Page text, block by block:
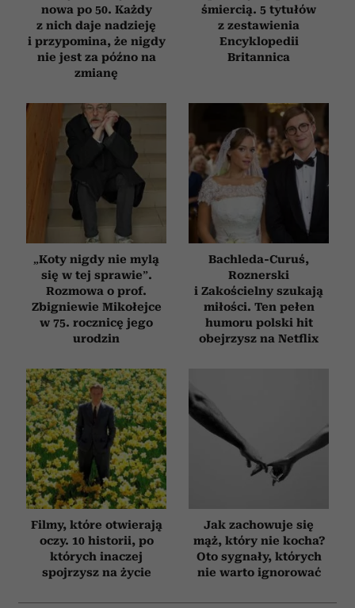
nowa po 50. Każdy
z nich daje nadzieję
i przypomina, że nigdy
nie jest za późno na
zmianę
śmiercią. 5 tytułów
z zestawienia
Encyklopedii
Britannica
„Koty nigdy nie mylą
się w tej sprawie”.
Rozmowa o prof.
Zbigniewie Mikołejce
w 75. rocznicę jego
urodzin
Bachleda-Curuś,
Roznerski
i Zakościelny szukają
miłości. Ten pełen
humoru polski hit
obejrzysz na Netflix
Filmy, które otwierają
oczy. 10 historii, po
których inaczej
spojrzysz na życie
Jak zachowuje się
mąż, który nie kocha?
Oto sygnały, których
nie warto ignorować